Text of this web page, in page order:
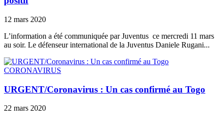
12 mars 2020
L’information a été communiquée par Juventus ce mercredi 11 mars
au soir. Le défenseur international de la Juventus Daniele Rugani...
CORONAVIRUS
URGENT/Coronavirus : Un cas confirmé au Togo
22 mars 2020